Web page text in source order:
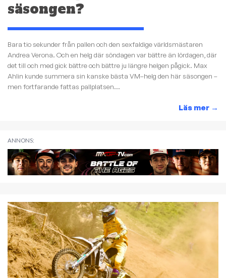
säsongen?
Bara tio sekunder från pallen och den sexfaldige världsmästaren
Andrea Verona. Och en helg där söndagen var bättre än lördagen, där
det till och med gick bättre och bättre ju längre helgen pågick. Max
Ahlin kunde summera sin kanske bästa VM–helg den här säsongen –
men fortfarande fattas pallplatsen...
Läs mer →
ANNONS: